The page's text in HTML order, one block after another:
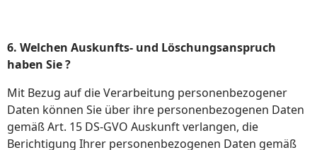
6. Welchen Auskunfts- und Löschungsanspruch
haben Sie ?
Mit Bezug auf die Verarbeitung personenbezogener
Daten können Sie über ihre personenbezogenen Daten
gemäß Art. 15 DS-GVO Auskunft verlangen, die
Berichtigung Ihrer personenbezogenen Daten gemäß